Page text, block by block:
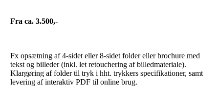
Fra ca. 3.500,-
Fx opsætning af 4-sidet eller 8-sidet folder eller brochure med
tekst og billeder (inkl. let retouchering af billedmateriale).
Klargøring af folder til tryk i hht. trykkers specifikationer, samt
levering af interaktiv PDF til online brug.